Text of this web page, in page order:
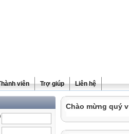
viên Trợ giúp Liên hệ
Chào mừng quý